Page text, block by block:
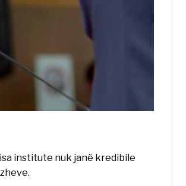
institute nuk janë kredibile